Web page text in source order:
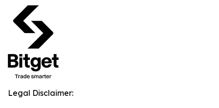
Legal Disclaimer: